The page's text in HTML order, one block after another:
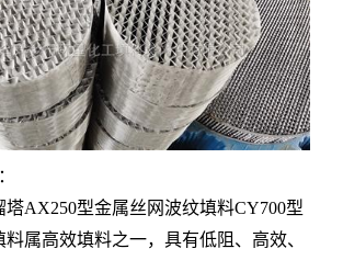
型金属丝网波纹填料CY700型
属高效填料之一，具有低阻、高效、